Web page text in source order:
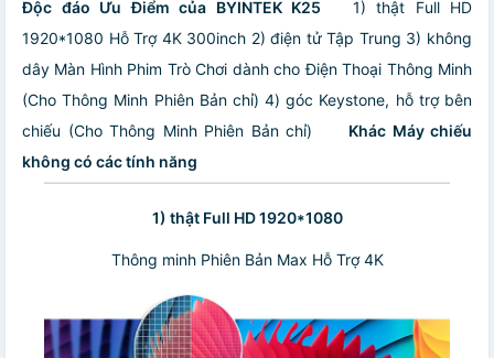
Độc đáo Ưu Điểm của BYINTEK K25
1) thật Full HD
1920*1080 Hỗ Trợ 4K 300inch 2) điện tử Tập Trung 3) không
dây Màn Hình Phim Trò Chơi dành cho Điện Thoại Thông Minh
(Cho Thông Minh Phiên Bản chỉ) 4) góc Keystone, hỗ trợ bên
chiếu (Cho Thông Minh Phiên Bản chỉ)
Khác Máy chiếu
không có các tính năng
1) thật Full HD 1920*1080
Thông minh Phiên Bản Max Hỗ Trợ 4K